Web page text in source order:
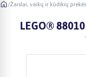
/Žaislai, vaikų ir kūdikių prekės
LEGO®